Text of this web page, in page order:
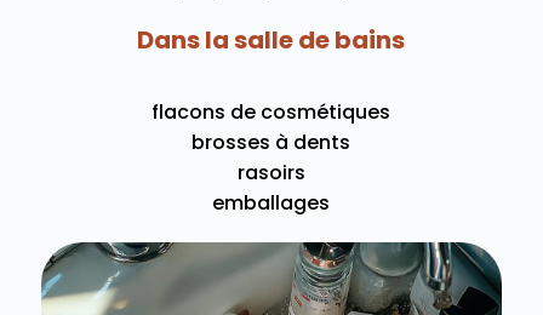
Dans la salle de bains
flacons de cosmétiques
brosses à dents
rasoirs
emballages